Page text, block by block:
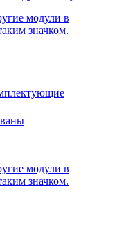
модули в
значком.
модули в
значком.